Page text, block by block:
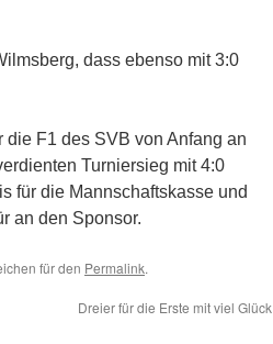
dass ebenso mit 3:0
die F1 des SVB von Anfang an
Turniersieg mit 4:0
für die Mannschaftskasse und
an den Sponsor.
für den Permalink.
Dreier für die Erste mit viel Glück